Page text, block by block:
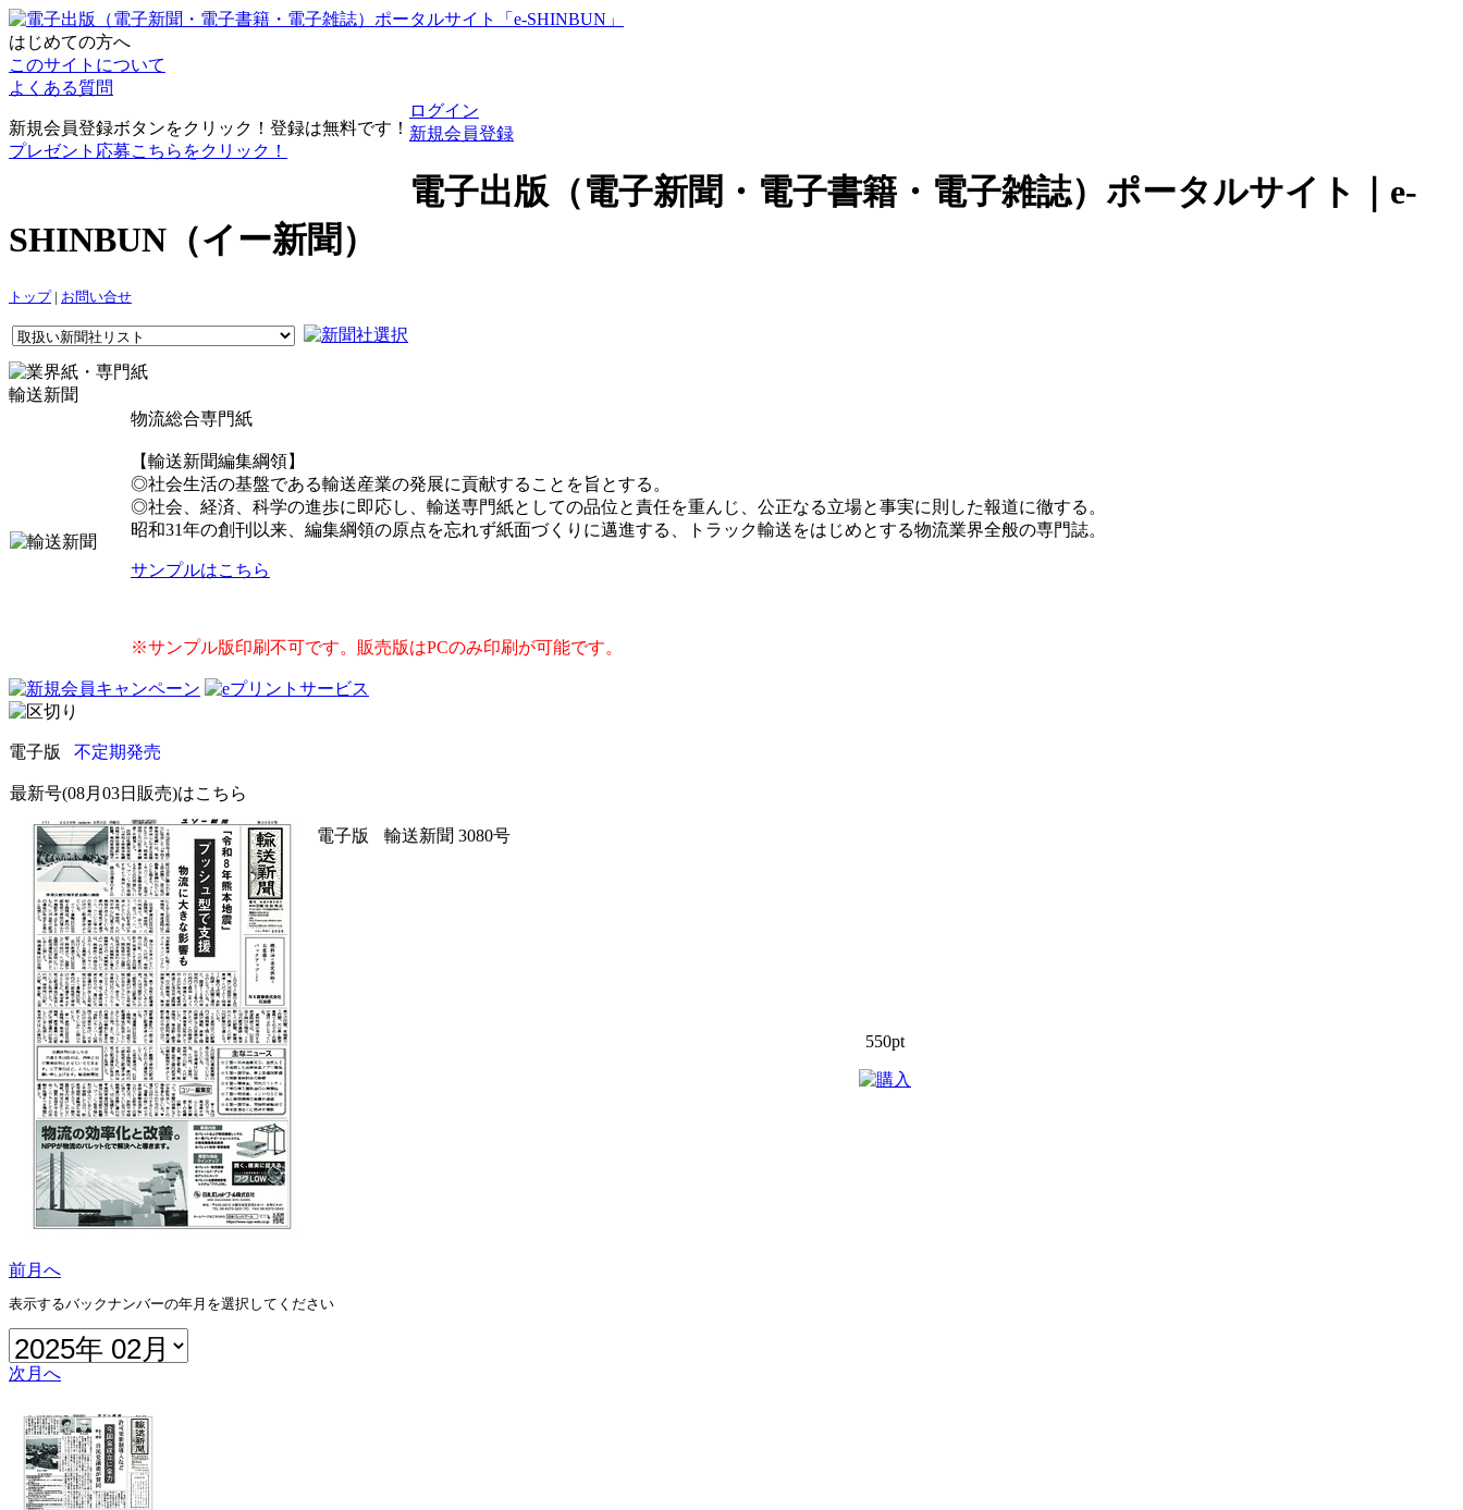
はじめての方へ
このサイトについて
よくある質問
新規会員登録ボタンをクリック！登録は無料です！
プレゼント応募こちらをクリック！
ログイン
新規会員登録
電子出版（電子新聞・電子書籍・電子雑誌）ポータルサイト｜e-
SHINBUN（イー新聞）
トップ| お問い合せ
輸送新聞
物流総合専門紙
【輸送新聞編集綱領】
◎社会生活の基盤である輸送産業の発展に貢献することを旨とする。
◎社会、経済、科学の進歩に即応し、輸送専門紙としての品位と責任を重んじ、公正なる立場と事実に則した報道に徹する。
昭和31年の創刊以来、編集綱領の原点を忘れず紙面づくりに邁進する、トラック輸送をはじめとする物流業界全般の専門誌。
サンプルはこちら
※サンプル版印刷不可です。販売版はPCのみ印刷が可能です。
電子版 不定期発売
最新号(08月03日販売)はこちら
電子版 輸送新聞 3080号
550pt
前月へ
表示するバックナンバーの年月を選択してください
次月へ